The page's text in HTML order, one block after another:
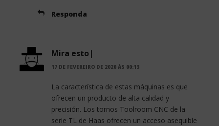
Responda
Mira esto|
17 DE FEVEREIRO DE 2020 ÀS 00:13
La característica de estas máquinas es que
ofrecen un producto de alta calidad y
precisión. Los tornos Toolroom CNC de la
serie TL de Haas ofrecen un acceso asequible